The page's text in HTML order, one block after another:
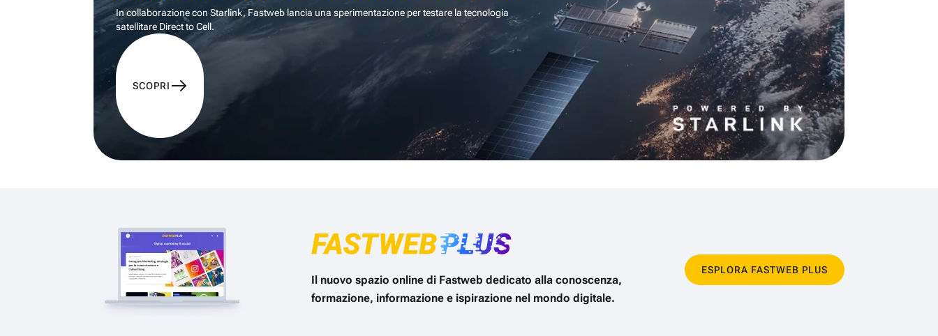
In collaborazione con Starlink, Fastweb lancia una sperimentazione per testare la tecnologia
satellitare Direct to Cell.
SCOPRI
Il nuovo spazio online di Fastweb dedicato alla conoscenza,
formazione, informazione e ispirazione nel mondo digitale.
ESPLORA FASTWEB PLUS